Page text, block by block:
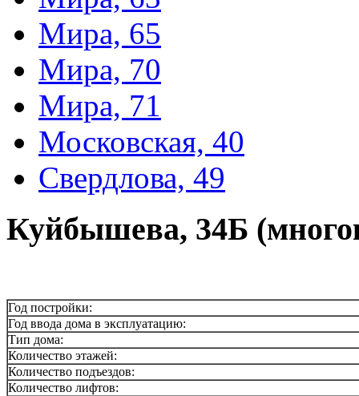
Мира, 65
Мира, 70
Мира, 71
Московская, 40
Свердлова, 49
Куйбышева, 34Б
Год постройки:
Год ввода дома в эксплуатацию:
Тип дома:
Количество этажей:
Количество подъездов:
Количество лифтов: